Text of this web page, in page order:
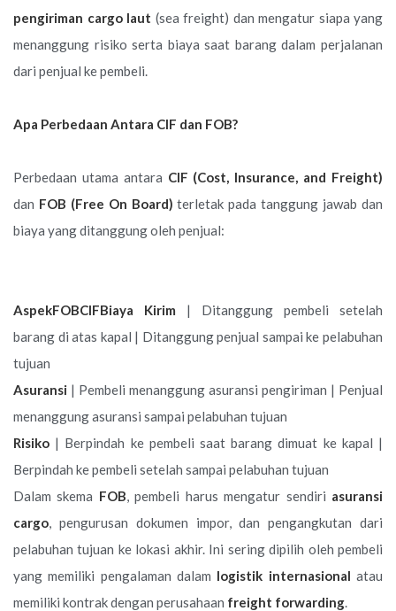
pengiriman cargo laut (sea freight) dan mengatur siapa yang
menanggung risiko serta biaya saat barang dalam perjalanan
dari penjual ke pembeli.
Apa Perbedaan Antara CIF dan FOB?
Perbedaan utama antara CIF (Cost, Insurance, and Freight)
dan FOB (Free On Board) terletak pada tanggung jawab dan
biaya yang ditanggung oleh penjual:
AspekFOBCIFBiaya Kirim | Ditanggung pembeli setelah
barang di atas kapal | Ditanggung penjual sampai ke pelabuhan
tujuan
Asuransi | Pembeli menanggung asuransi pengiriman | Penjual
menanggung asuransi sampai pelabuhan tujuan
Risiko | Berpindah ke pembeli saat barang dimuat ke kapal |
Berpindah ke pembeli setelah sampai pelabuhan tujuan
Dalam skema FOB, pembeli harus mengatur sendiri asuransi
cargo, pengurusan dokumen impor, dan pengangkutan dari
pelabuhan tujuan ke lokasi akhir. Ini sering dipilih oleh pembeli
yang memiliki pengalaman dalam logistik internasional atau
memiliki kontrak dengan perusahaan freight forwarding.